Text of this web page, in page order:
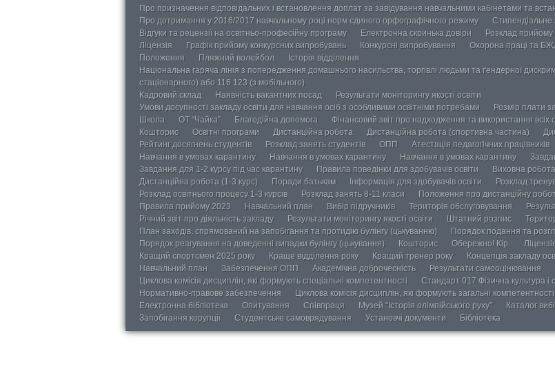
Про призначення відповідальних і встановлення доплат за завідування навчальними кабінетами та
Про дотримання у 2016/2017 навчальному році норм єдиного орфографічного режиму
Відгуки та рецензії на освітньо-професійну програму
Електронна скринька довіри Розклад прийому
Ліцензія
Графік прийому конкурсних випробувань Конкурсні випробування Охорона праці та
Положення
Пляжний волейбол
Історія відділення
Національна гаряча лінія з попередження домашнього насильства, торгівлі людьми та ґендерної
стаціонарного) або 116 123 (з мобільного)
Кадровий склад
Наявність вакантних посад
Результати моніторингу якості освіти
Умови досупності закладу освіти для навчання осіб з особливими освітніми потребами
Розмір плати
Школа
ОТ “Чайка” Благодійна допомога Фінансовий звіт про надходження та використання всіх
Кошторис
Освітні програми Дистанційна робота Дистанційна робота (спортивна частина)
Рейтинг досягнень студентів
Розклад занять студентів ОПП Атестація педагогічних працівників
Навчання в умовах карантину
Навчання в умовах карантину Навчання в умовах карантину
Завдання для 1-2 курсу під час карантину
Правила поведінки для здобувачів освіти Виховна робота
Дистанційна робота (1-3 курс)
Поради батькам Інформація для здобувачів освіти
Розклад
Розклад освітнього процесу 1-3 курсів
Розклад занять 8-11 класи Положення про дистанційну
Правила прийому 2023
Навчальний план Вибір підручників Територія обслуговування
Річний звіт про діяльність закладу
Результати моніторингу якості освіти Штатний розпис
План заходів, спрямований на запобігання та протидію булінгу (цькуванню)
Порядок подання та
Порядок реагування на доведенні випадки булінгу (цькування)
Кошторис Обережно! Кір.
Кращий спортсмен 2025 року
Краще відділення року Кращий тренер року Концепція закладу
Навчальний план
Забезпечення ОПП Академічна доброчесність Результати самооцінювання
Циклова комісія дисциплін, які формують спеціальні компетентності
Стандарт 017 Фізична культура і
Нормативно-правове забезпечення
Циклова комісія дисциплін, які формують загальні компетентності
Електронна бібліотека
Опитування Співпраця Музей “Історія олімпійського руху” Каталог
Запобігання корупції
Студентське самоврядування Установчі документи Бібліотека